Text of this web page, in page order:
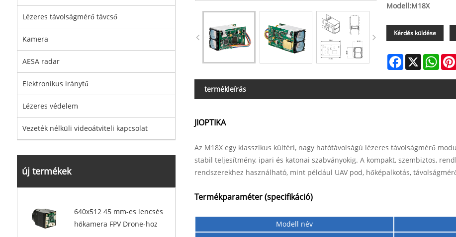
Lézeres távolságmérő távcső
Kamera
AESA radar
Elektronikus iránytű
Lézeres védelem
Vezeték nélküli videoátviteli kapcsolat
új termékek
640x512 45 mm-es lencsés
hőkamera FPV Drone-hoz
Modell:M18X
Kérdés küldése
Facebook
X
termékleírás
JIOPTIKA
Az M18X egy klasszikus kültéri, nagy hatótávolságú lézeres távolságmérő
stabil teljesítmény, ipari és katonai szabványokig. A kompakt, szembiztos,
rendszerekhez használható, mint például UAV pod, hőképalkotás,
Termékparaméter (specifikáció)
Modell név